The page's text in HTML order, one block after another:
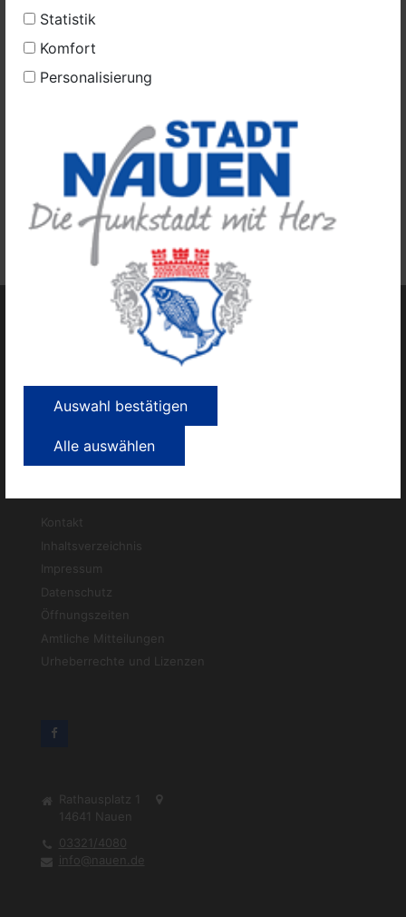
Statistik
Komfort
Personalisierung
Auswahl bestätigen
Alle auswählen
Kontakt
Inhaltsverzeichnis
Impressum
Datenschutz
Öffnungszeiten
Amtliche Mitteilungen
Urheberrechte und Lizenzen
Rathausplatz 1
14641
Nauen
03321/4080
info@nauen.de